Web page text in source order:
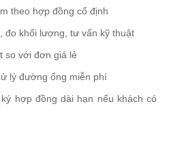
theo hợp đồng cố định
đo khối lượng, tư vấn kỹ thuật
so với đơn giá lẻ
lý đường ống miễn phí
hợp đồng dài hạn nếu khách có